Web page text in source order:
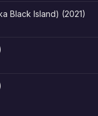
Black Island) (2021)